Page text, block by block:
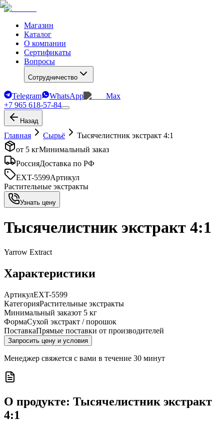
Магазин
Каталог
О компании
Сертификаты
Вопросы
Сотрудничество
Telegram WhatsApp
Max
+7 965 618-57-84
Назад
Главная Сырьё
Тысячелистник экстракт 4:1
от 5 кгМинимальный заказ
РоссияДоставка по РФ
EXT-5599Артикул
Растительные экстракты
Узнать цену
Тысячелистник экстракт 4:1
Yarrow Extract
Характеристики
АртикулEXT-5599
КатегорияРастительные экстракты
Минимальный заказот 5 кг
ФормаСухой экстракт / порошок
ПоставкаПрямые поставки от производителей
Запросить цену и условия
Менеджер свяжется с вами в течение 30 минут
О продукте: Тысячелистник экстракт
4:1